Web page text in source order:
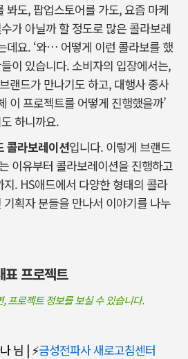
봐도, 팝업스토어를 가도,요즘 마케
가 아닐까 할 정도로 많은 콜라보레
데요. ‘와… 어떻게 이런 콜라보를 했
이 있습니다.소비자의 입장에서는,
랜드가 만나기도 하고, 대행사 종사
이 프로젝트를 어떻게 진행했을까’
하니까요.
콜라보레이션입니다. 이렇게 브랜드
이유부터 콜라보레이션을 진행하고
지. HS애드에서 다양한 형태의 콜라
획자 분들을 만나서 이야기를 나누
표 프로젝트
프로젝트 정보를 보실 수 있습니다.
님 | ⚡금성전파사 새로고침센터